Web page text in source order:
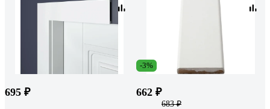
695 ₽
-3%
662 ₽
683 ₽